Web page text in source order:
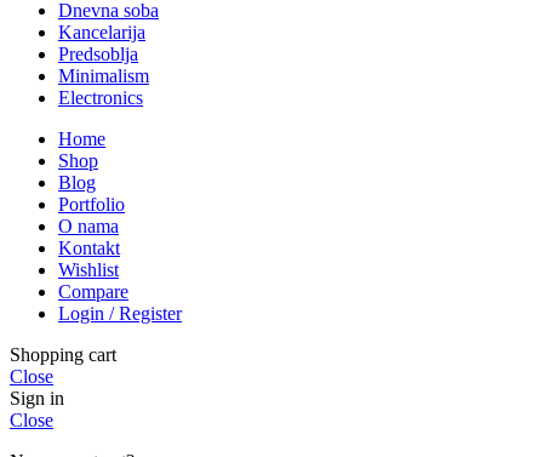
Dnevna soba
Kancelarija
Predsoblja
Minimalism
Electronics
Home
Shop
Blog
Portfolio
O nama
Kontakt
Wishlist
Compare
Login / Register
Shopping cart
Close
Sign in
Close